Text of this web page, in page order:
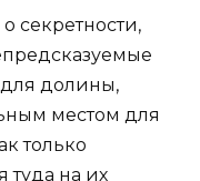
секретности,
долины,
местом для
только
туда на их